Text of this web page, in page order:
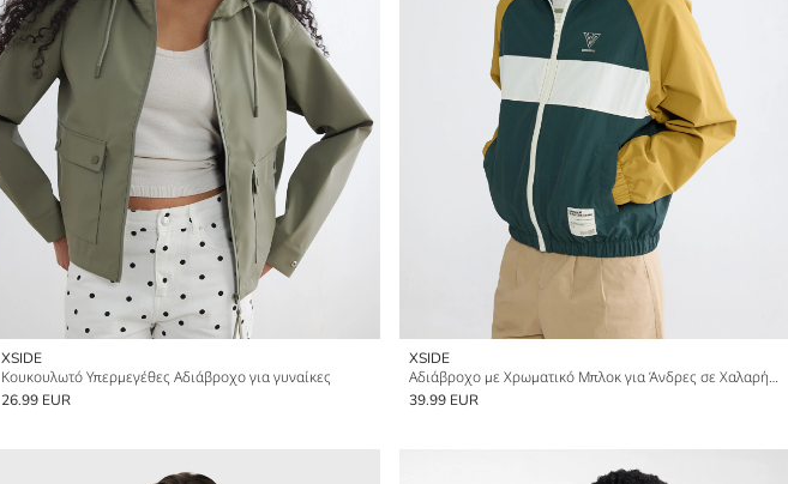
XSIDE
Κουκουλωτό Υπερμεγέθες Αδιάβροχο για γυναίκες
26.99 EUR
XSIDE
Αδιάβροχο με Χρωματικό Μπλοκ για Άνδρες σε Χαλαρή Εφαρμογή
39.99 EUR